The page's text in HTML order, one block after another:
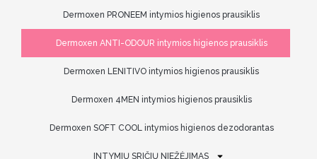
Dermoxen PRONEEM intymios higienos prausiklis
Dermoxen ANTI-ODOUR intymios higienos prausiklis
Dermoxen LENITIVO intymios higienos prausiklis
Dermoxen 4MEN intymios higienos prausiklis
Dermoxen SOFT COOL intymios higienos dezodorantas
INTYMIŲ SRIČIŲ NIEŽĖJIMAS